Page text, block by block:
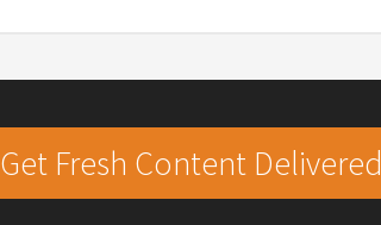
Get Fresh Content Delivered